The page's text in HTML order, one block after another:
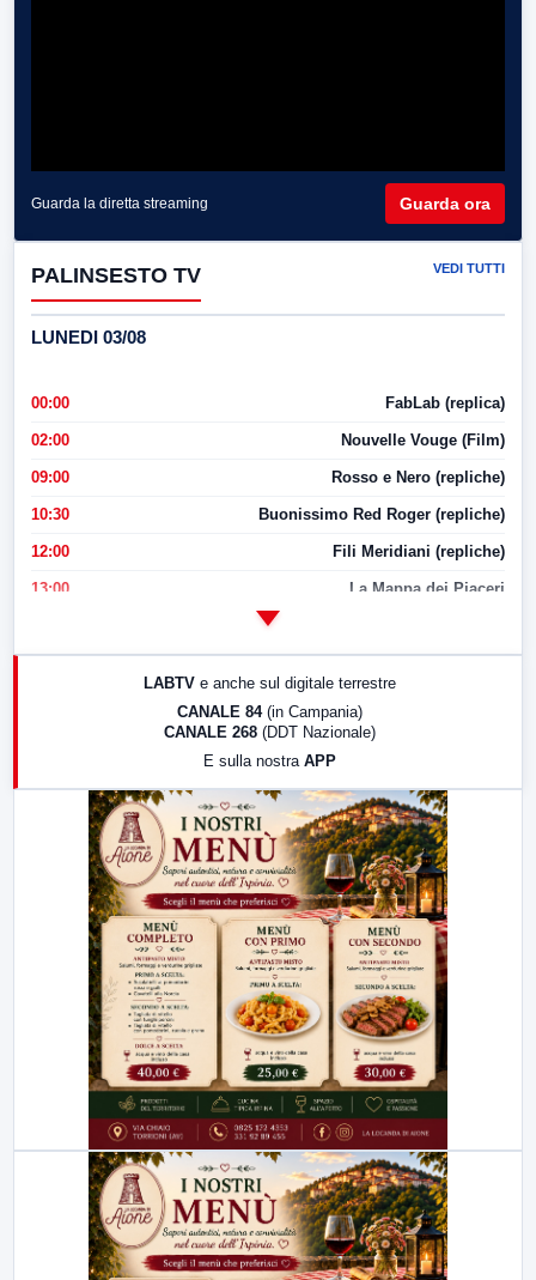
Guarda la diretta streaming Guarda ora
PALINSESTO TV VEDI TUTTI
LUNEDI 03/08
00:00 FabLab (replica)
02:00 Nouvelle Vouge (Film)
09:00 Rosso e Nero (repliche)
10:30 Buonissimo Red Roger (repliche)
12:00 Fili Meridiani (repliche)
13:00 La Mappa dei Piaceri
17:00 LabNews (replica)
LabNews (replica)
LABTV e anche sul digitale terrestre
CANALE 84 (in Campania)
CANALE 268 (DDT Nazionale)
E sulla nostra APP